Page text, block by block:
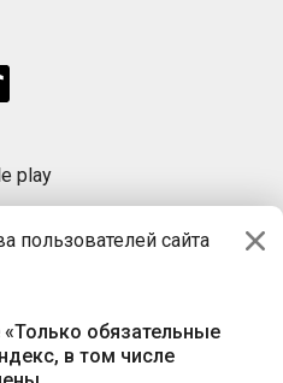
пользователей сайта
обязательные
в том числе
play
БАЙ»
Минск, пр-т Независимости